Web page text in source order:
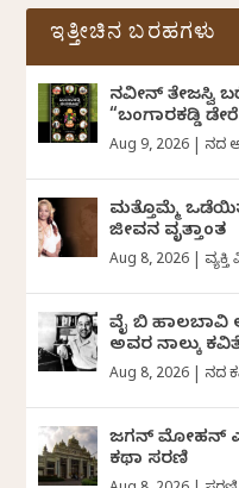
ಇತ್ತೀಚಿನ ಬರಹಗಳು
ನವೀನ್‌ ತೇಜಸ್ವಿ
“ಬಂಗಾರಕಡ್ಡಿ
Aug 9, 2026 ದಿನದ
ಮತ್ತೊಮ್ಮೆ
ಜೀವನ ವೃತ್ತಾಂತ
Aug 8, 2026
ವೈ ಬಿ ಹಾಲಬಾವಿ
ಅವರ ನಾಲ್ಕು
Aug 8, 2026 ದಿನದ
ಜಗನ್‌ ಮೋಹನ್‌
ಕಥಾ ಸರಣಿ